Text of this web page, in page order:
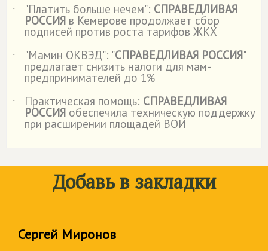
˙
"Платить больше нечем": СПРАВЕДЛИВАЯ
РОССИЯ в Кемерове продолжает сбор
подписей против роста тарифов ЖКХ
˙
"Мамин ОКВЭД": "СПРАВЕДЛИВАЯ РОССИЯ"
предлагает снизить налоги для мам-
предпринимателей до 1%
˙
Практическая помощь: СПРАВЕДЛИВАЯ
РОССИЯ обеспечила техническую поддержку
при расширении площадей ВОИ
Добавь в закладки
Сергей Миронов